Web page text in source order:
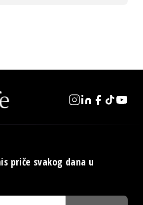
priče svakog dana u